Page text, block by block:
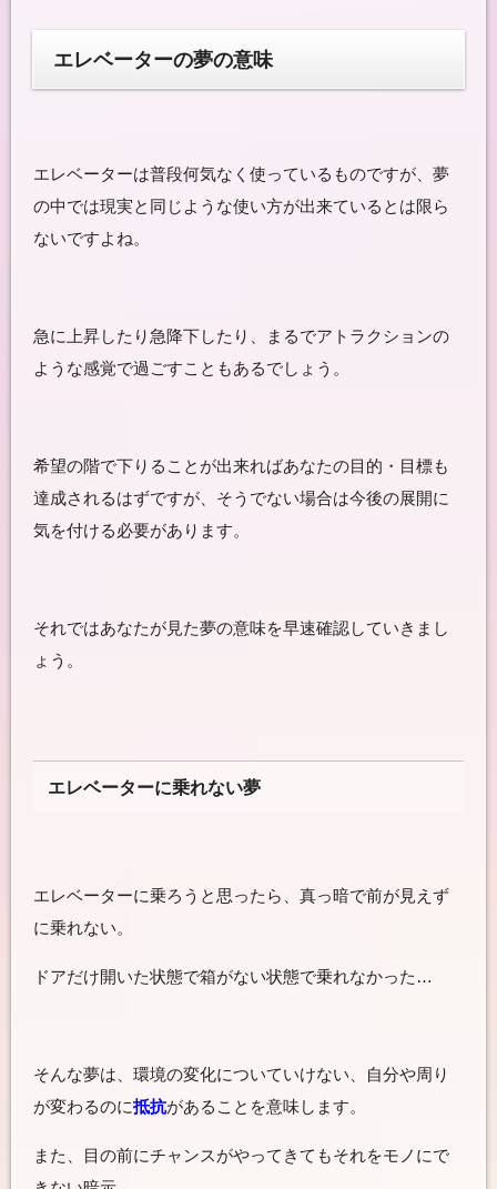
エレベーターの夢の意味
エレベーターは普段何気なく使っているものですが、夢
の中では現実と同じような使い方が出来ているとは限ら
ないですよね。
急に上昇したり急降下したり、まるでアトラクションの
ような感覚で過ごすこともあるでしょう。
希望の階で下りることが出来ればあなたの目的・目標も
達成されるはずですが、そうでない場合は今後の展開に
気を付ける必要があります。
それではあなたが見た夢の意味を早速確認していきまし
ょう。
エレベーターに乗れない夢
エレベーターに乗ろうと思ったら、真っ暗で前が見えず
に乗れない。
ドアだけ開いた状態で箱がない状態で乗れなかった…
そんな夢は、環境の変化についていけない、自分や周り
が変わるのに抵抗があることを意味します。
また、目の前にチャンスがやってきてもそれをモノにで